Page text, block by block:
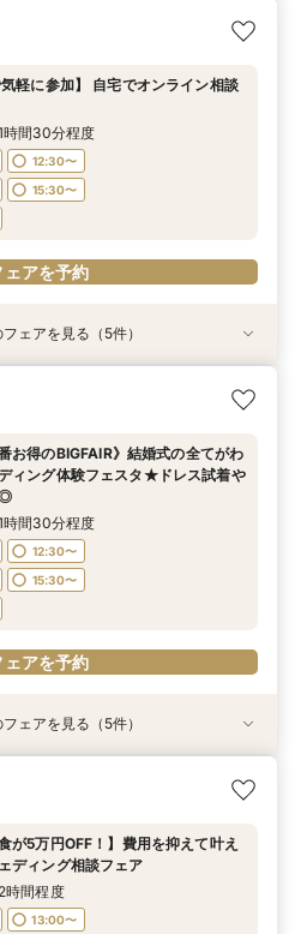
食が5万円OFF！】費用を抑えて叶え
17:00〜
ェアを予約
】50％OFF★チャペルフォトキャン
15:30〜
アを予約
12:30〜
アを予約
費用がぐっとお得】挙式料＋撮影＋衣
時間30分程度
15:30〜
アを予約
気軽に参加】 自宅でオンライン相談
時間30分程度
12:30〜
15:30〜
ェアを予約
が5万円OFF！】費用を抑えて叶え
ディング相談フェア
13:00〜
アを予約
50％OFF★チャペルフォトキャン
12:30〜
アを予約
安解消！】お見積り＆日程相談会
12:30〜
15:30〜
ェアを予約
用がぐっとお得】挙式料＋撮影＋衣
プがセットで半額以下の198,000
時間30分程度
15:30〜
アを予約
｜挙式料半額特典】和装×チャペル
社挙式も対象◎
12:00〜
アを予約
ェアを見る（5件）
お得のBIGFAIR》結婚式の全てがわ
ィング体験フェスタ★ドレス試着や
◎
時間30分程度
12:30〜
15:30〜
ェアを予約
費用がぐっとお得】挙式料＋撮影＋衣
時間30分程度
15:30〜
食が5万円OFF！】費用を抑えて叶え
13:00〜
17:00〜
】50％OFF★チャペルフォトキャン
12:30〜
15:30〜
12:30〜
15:30〜
ア｜挙式料半額特典】和装×チャペル
12:00〜
15:00〜
ェアを見る（5件）
が5万円OFF！】費用を抑えて叶え
ディング相談フェア
時間程度
13:00〜